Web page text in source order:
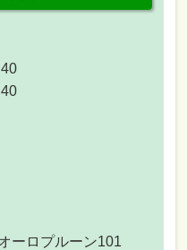
ーロプルーン101